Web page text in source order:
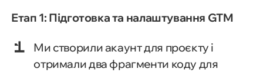
Етап 1: Підготовка та налаштування GTM
Ми створили акаунт для проєкту і
отримали два фрагменти коду для